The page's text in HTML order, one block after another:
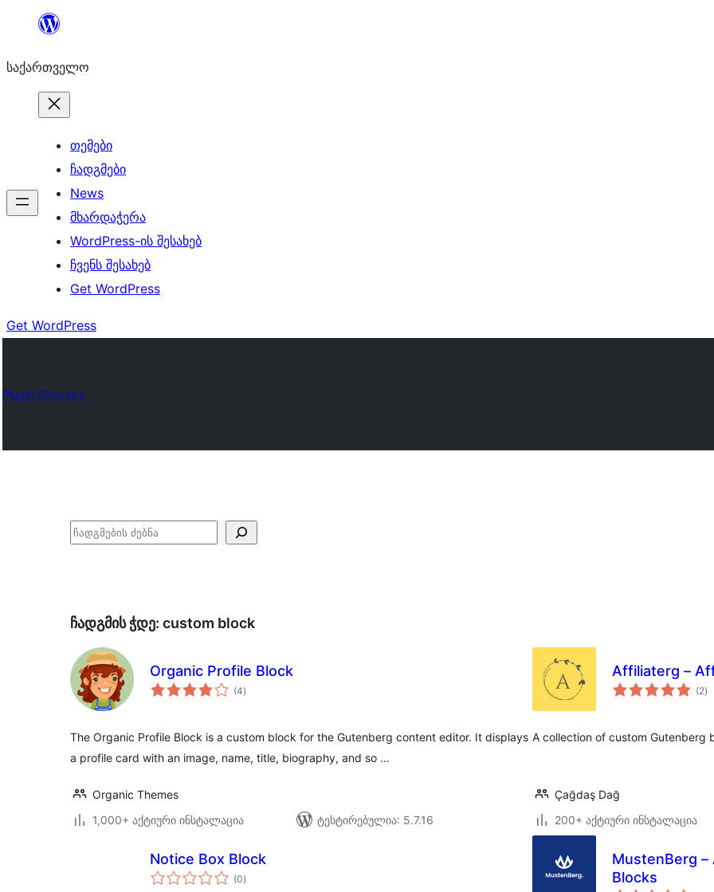
შიგთავსზე
საქართველო
თემები
ჩადგმები
News
მხარდაჭერა
WordPress-ის შესახებ
ჩვენს შესახებ
Get WordPress
Get WordPress
Plugin Directory
ძებნა
ჩადგმის ჭდე: custom block
Organic Profile Block
(4საერთო
რეიტინგი
)
The Organic Profile Block is a custom block for the Gutenberg content editor. It displays
a profile card with an image, name, title, biography, and so …
Organic Themes
1,000+ აქტიური ინსტალაცია
ტესტირებულია: 5.7.16
Affiliaterg –
(2)
A collection of custom Gutenberg
Çağdaş Dağ
200+ აქტიური ინსტალაცია
Notice Box Block
(0საერთო
რეიტინგი
)
MustenBerg
Blocks